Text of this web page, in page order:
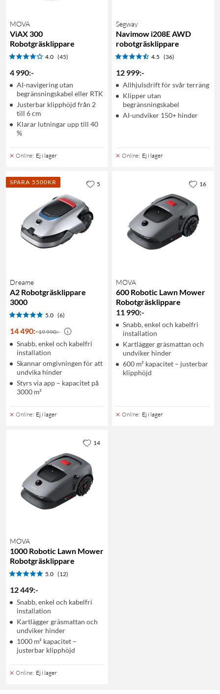
MOVA
ViAX 300
Robotgräsklippare
4.0 (45)
4 990:-
AI-navigering utan
begränsningskabel eller RTK
Justerbar klipphöjd från 2
till 6 cm
Klarar lutningar upp till 40
%
Online: Ej i lager
Segway
Navimow i208E AWD
robotgräsklippare
4.5 (36)
12 999:-
Allhjulsdrift för svår terräng
Klipper utan
begränsningskabel
AI-undviker 150+ hinder
Online: Ej i lager
SPARA 5500KR
Dreame
A2 Robotgräsklippare
3000
5.0 (6)
14 490:-19 990:-
Snabb, enkel och kabelfri
installation
Skannar omgivningen för att
undvika hinder
Styrs via app – kapacitet på
3000 m²
Online: Ej i lager
5
MOVA
600 Robotic Lawn Mower
Robotgräsklippare
11 990:-
Snabb, enkel och kabelfri
installation
Kartlägger gräsmattan och
undviker hinder
600 m² kapacitet – justerbar
klipphöjd
Online: Ej i lager
16
MOVA
1000 Robotic Lawn Mower
Robotgräsklippare
5.0 (12)
12 449:-
Snabb, enkel och kabelfri
installation
Kartlägger gräsmattan och
undviker hinder
1000 m² kapacitet –
justerbar klipphöjd
Online: Ej i lager
14